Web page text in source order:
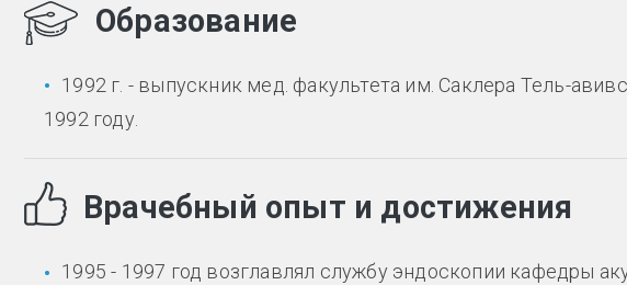
Образование
1992 г. - выпускник мед. факультета им. Саклера Тель-
1992 году.
Врачебный опыт и достижения
1995 - 1997 год возглавлял службу эндоскопии кафедры